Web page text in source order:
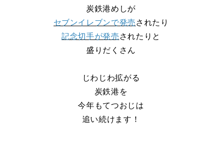
炭鉄港めしが
セブンイレブンで発売 されたり
記念切手が発売 されたりと
盛りだくさん
じわじわ拡がる
炭鉄港を
今年もてつおじは
追い続けます！